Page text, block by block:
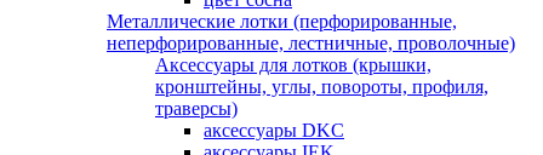
Металлические лотки (перфорированные,
неперфорированные, лестничные, проволочные)
Аксессуары для лотков (крышки,
кронштейны, углы, повороты, профиля,
траверсы)
аксессуары DKC